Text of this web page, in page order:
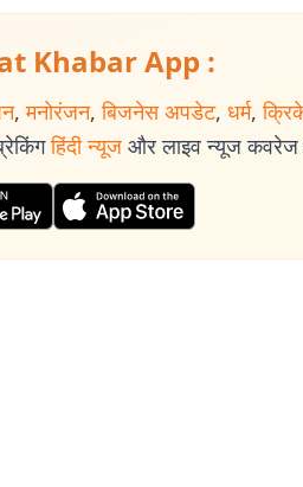
पत्र-पत्रिकाओं में प्रकाशित हुई हैं.
Khabar App :
, मनोरंजन, बिजनेस अपडेट, धर्म,
हिंदी न्यूज और लाइव न्यूज कवरेज